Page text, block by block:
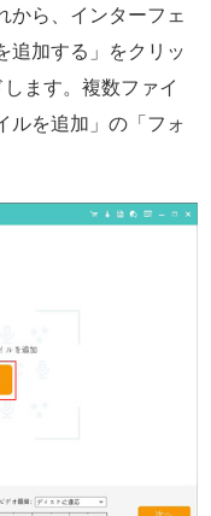
から、インターフェ
追加する」をクリッ
ます。複数ファイ
ルを追加」の「フォ